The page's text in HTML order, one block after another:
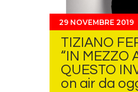
29 NOVEMBRE 2019
TIZIANO
“IN MEZZO
QUESTO
on air da